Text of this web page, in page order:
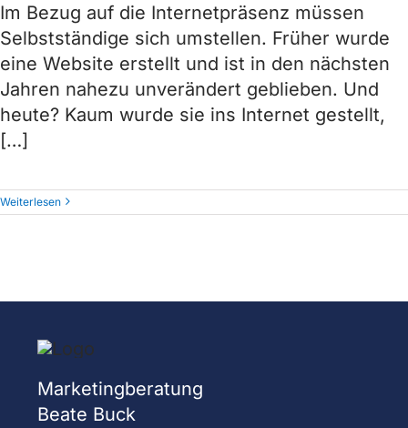
Im Bezug auf die Internetpräsenz müssen
Selbstständige sich umstellen. Früher wurde
eine Website erstellt und ist in den nächsten
Jahren nahezu unverändert geblieben. Und
heute? Kaum wurde sie ins Internet gestellt,
[…]
Weiterlesen
Marketingberatung
Beate Buck